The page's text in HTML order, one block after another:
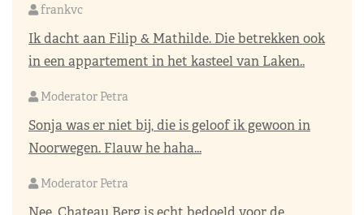
frankvc
Ik dacht aan Filip & Mathilde. Die betrekken ook
in een appartement in het kasteel van Laken..
Moderator Petra
Sonja was er niet bij, die is geloof ik gewoon in
Noorwegen. Flauw he haha...
Moderator Petra